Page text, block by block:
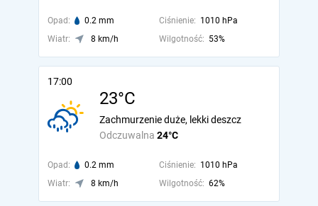
Opad: 0.2 mm Ciśnienie: 1010 hPa
Wiatr:
8 km/h Wilgotność: 53%
17:00
23°C
Odczuwalna 24°C
Zachmurzenie duże, lekki deszcz
Opad: 0.2 mm Ciśnienie: 1010 hPa
Wiatr:
8 km/h Wilgotność: 62%